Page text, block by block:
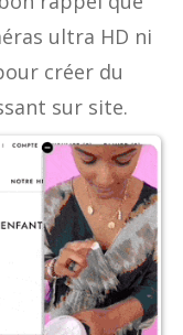
ultra HD ni
créer du
sur site.